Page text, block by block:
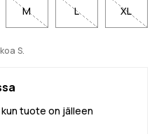
M L XL
S.
tuote on jälleen